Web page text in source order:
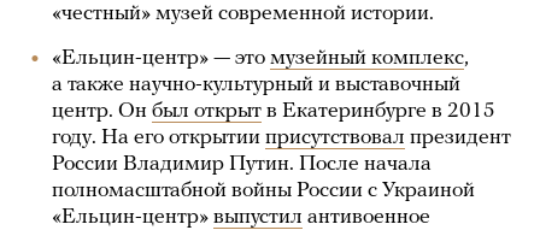
«честный» музей современной истории.
«Ельцин-центр» — это музейный комплекс,
а также научно-культурный и выставочный
центр. Он был открыт в Екатеринбурге в 2015
году. На его открытии присутствовал президент
России Владимир Путин. После начала
полномасштабной войны России с Украиной
«Ельцин-центр» выпустил антивоенное